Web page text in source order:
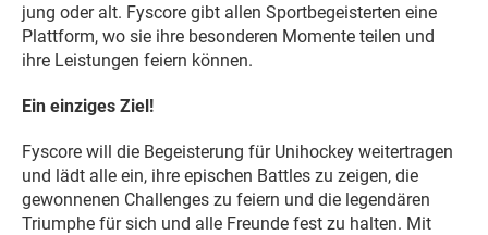
jung oder alt. Fyscore gibt allen Sportbegeisterten eine
Plattform, wo sie ihre besonderen Momente teilen und
ihre Leistungen feiern können.
Ein einziges Ziel!
Fyscore will die Begeisterung für Unihockey weitertragen
und lädt alle ein, ihre epischen Battles zu zeigen, die
gewonnenen Challenges zu feiern und die legendären
Triumphe für sich und alle Freunde fest zu halten. Mit